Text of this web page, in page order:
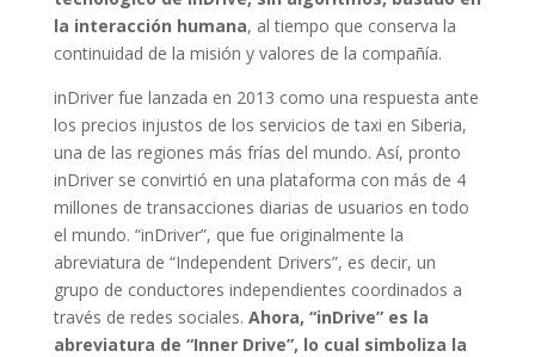
la interacción humana, al tiempo que conserva la
continuidad de la misión y valores de la compañía.
inDriver fue lanzada en 2013 como una respuesta ante
los precios injustos de los servicios de taxi en Siberia,
una de las regiones más frías del mundo. Así, pronto
inDriver se convirtió en una plataforma con más de 4
millones de transacciones diarias de usuarios en todo
el mundo. “inDriver”, que fue originalmente la
abreviatura de “Independent Drivers”, es decir, un
grupo de conductores independientes coordinados a
través de redes sociales. Ahora, “inDrive” es la
abreviatura de “Inner Drive”, lo cual simboliza la